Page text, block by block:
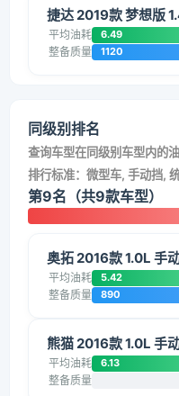
捷达 2019款 梦想版
平均油耗 6.49
整备质量 1120
同级别排名
查询车型在同级别车型内的
排行标准：微型车, 手动挡,
第9名（共9款车型）
奥拓 2016款 1.0L 手
平均油耗 5.42
整备质量 890
熊猫 2016款 1.0L 手
平均油耗 6.13
整备质量